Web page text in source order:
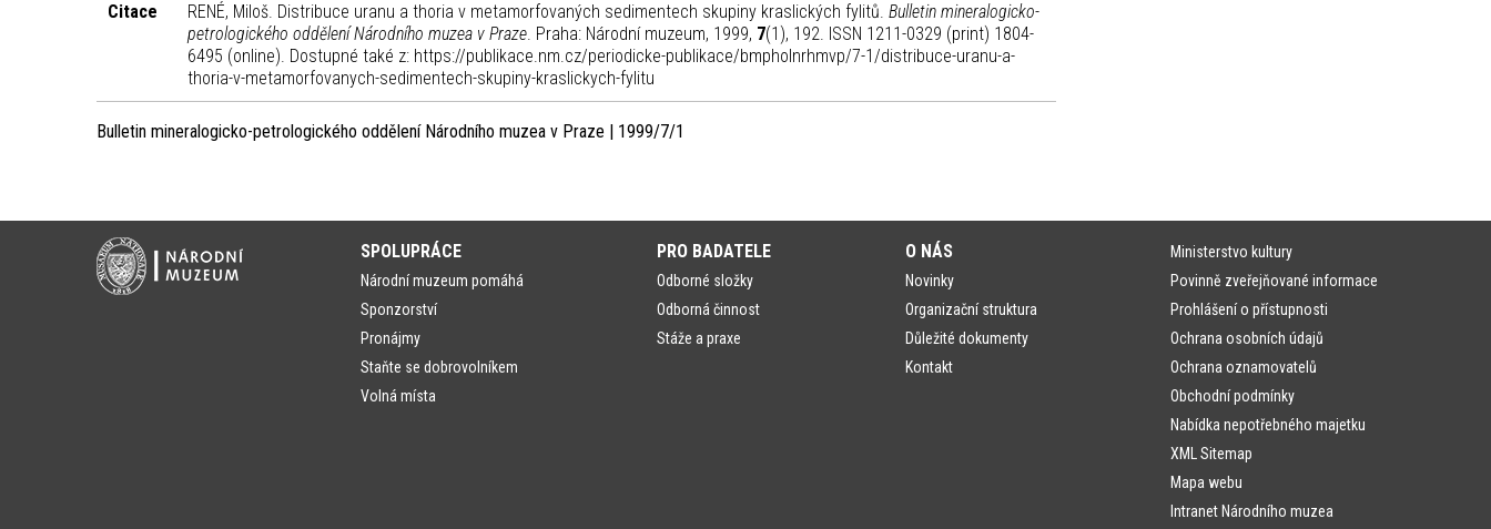
Citace RENÉ, Miloš. Distribuce uranu a thoria v metamorfovaných sedimentech skupiny kraslických fylitů. Bulletin mineralogicko-
petrologického oddělení Národního muzea v Praze. Praha: Národní muzeum, 1999, 7(1), 192. ISSN 1211-0329 (print) 1804-
6495 (online). Dostupné také z: https://publikace.nm.cz/periodicke-publikace/bmpholnrhmvp/7-1/distribuce-uranu-a-
thoria-v-metamorfovanych-sedimentech-skupiny-kraslickych-fylitu
Bulletin mineralogicko-petrologického oddělení Národního muzea v Praze | 1999/7/1
SPOLUPRÁCE
Národní muzeum pomáhá
Sponzorství
Pronájmy
Staňte se dobrovolníkem
Volná místa
PRO BADATELE
Odborné složky
Odborná činnost
Stáže a praxe
O NÁS
Novinky
Organizační struktura
Důležité dokumenty
Kontakt
Ministerstvo kultury
Povinně zveřejňované informace
Prohlášení o přístupnosti
Ochrana osobních údajů
Ochrana oznamovatelů
Obchodní podmínky
Nabídka nepotřebného majetku
XML Sitemap
Mapa webu
Intranet Národního muzea